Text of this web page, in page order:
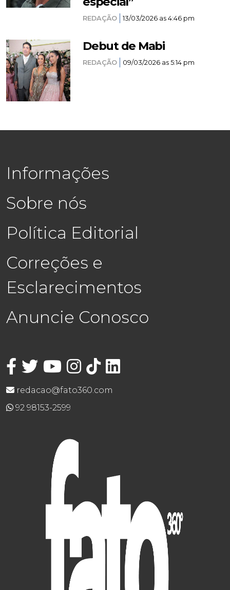
REDAÇÃO 13/03/2026 as 4:46 pm
Debut de Mabi
REDAÇÃO 09/03/2026 as 5:14 pm
Informações
Sobre nós
Política Editorial
Correções e
Esclarecimentos
Anuncie Conosco
redacao@fato360.com
92 98153-2599